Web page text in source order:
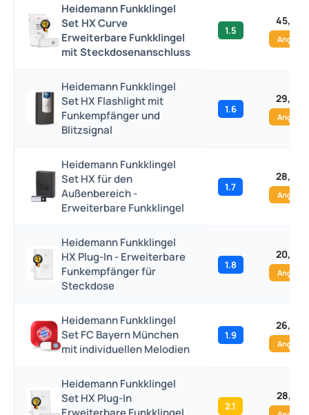
Heidemann Funkklingel
Set HX Curve
Erweiterbare Funkklingel
mit Steckdosenanschluss
1.5
45,99
Angebot
Heidemann Funkklingel
Set HX Flashlight mit
Funkempfänger und
Blitzsignal
1.6
29,03
Angebot
Heidemann Funkklingel
Set HX für den
Außenbereich -
Erweiterbare Funkklingel
1.7
28,92
Angebot
Heidemann Funkklingel
HX Plug-In - Erweiterbare
Funkempfänger für
Steckdose
1.8
20,99
Angebot
Heidemann Funkklingel
Set FC Bayern München
mit individuellen Melodien
1.9
26,99
Angebot
Heidemann Funkklingel
Set HX Plug-In
2.1
28,79